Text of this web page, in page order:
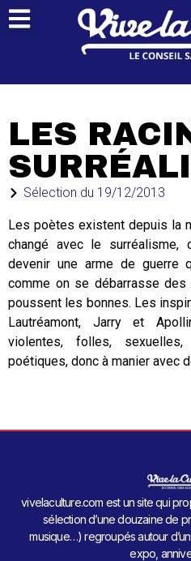
LES
Sélection du 19/12/2013
Les poètes existent depuis la
changé avec le surréalisme,
devenir une arme de guerre
comme on se débarrasse
poussent les bonnes. Les
Lautréamont, Jarry et
violentes, folles,
poétiques, donc à manier avec
vivelaculture.com est un site qui
sélection d’une douzaine de
musique…) regroupés autour
expo,